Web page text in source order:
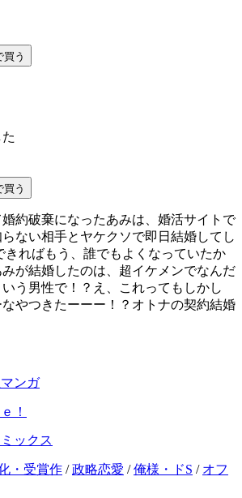
買う
買う
約破棄になったあみは、婚活サイトで
ない相手とヤケクソで即日結婚してし
きればもう、誰でもよくなっていたか
が結婚したのは、超イケメンでなんだ
う男性で！？え、これってもしかし
やつきたーーー！？オトナの契約結婚
ンガ
！
ックス
・受賞作 /政略恋愛 /俺様・ドS / オフ